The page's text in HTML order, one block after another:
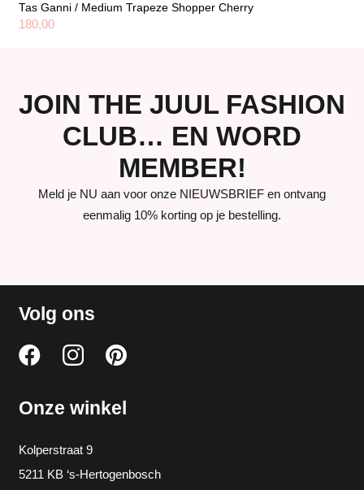
Tas Ganni / Medium Trapeze Shopper Cherry
180,00
JOIN THE JUUL FASHION
CLUB… EN WORD
MEMBER!
Meld je NU aan voor onze NIEUWSBRIEF en ontvang
eenmalig 10% korting op je bestelling.
Volg ons
Onze winkel
Kolperstraat 9
5211 KB ‘s-Hertogenbosch